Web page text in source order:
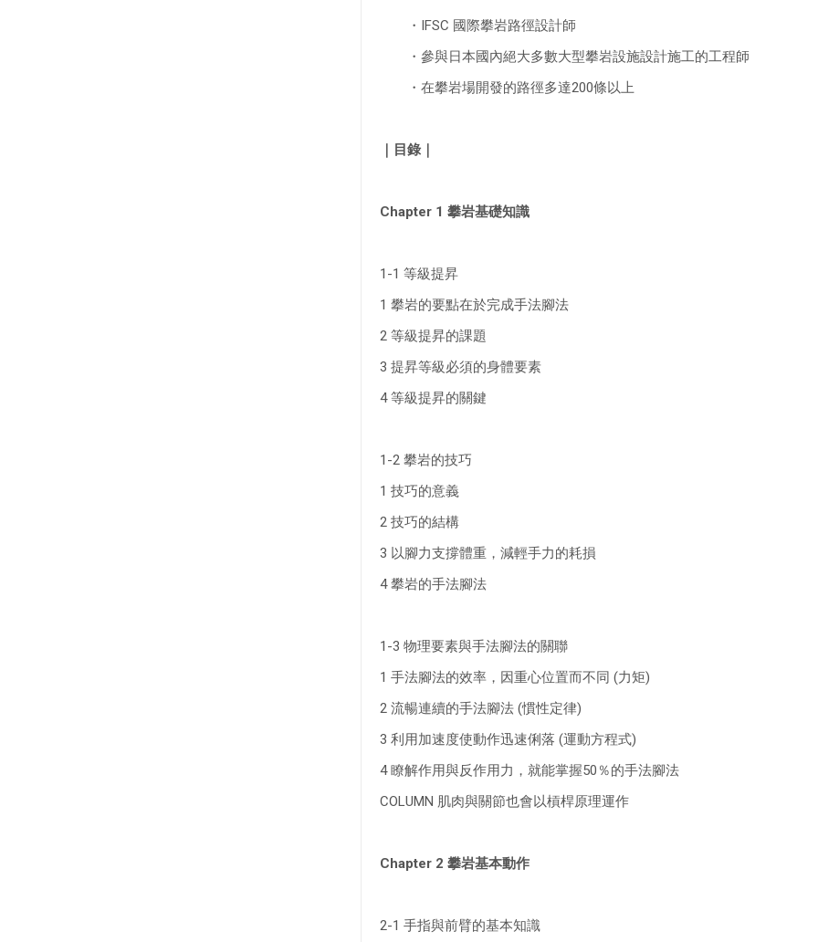
・IFSC 國際攀岩路徑設計師
・參與日本國內絕大多數大型攀岩設施設計施工的工程師
・在攀岩場開發的路徑多達200條以上
｜目錄｜
Chapter 1 攀岩基礎知識
1-1 等級提昇
1 攀岩的要點在於完成手法腳法
2 等級提昇的課題
3 提昇等級必須的身體要素
4 等級提昇的關鍵
1-2 攀岩的技巧
1 技巧的意義
2 技巧的結構
3 以腳力支撐體重，減輕手力的耗損
4 攀岩的手法腳法
1-3 物理要素與手法腳法的關聯
1 手法腳法的效率，因重心位置而不同 (力矩)
2 流暢連續的手法腳法 (慣性定律)
3 利用加速度使動作迅速俐落 (運動方程式)
4 瞭解作用與反作用力，就能掌握50％的手法腳法
COLUMN 肌肉與關節也會以槓桿原理運作
Chapter 2 攀岩基本動作
2-1 手指與前臂的基本知識